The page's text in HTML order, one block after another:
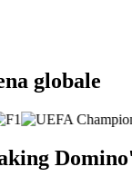
globale